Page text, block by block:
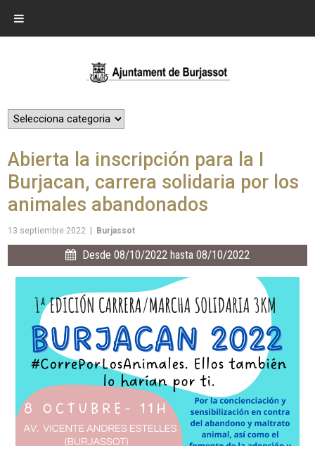
Abierta la inscripción para la I
Burjacan, carrera solidaria por los
animales abandonados
13 septiembre 2022 Burjassot
Desde 08/10/2022 hasta 08/10/2022